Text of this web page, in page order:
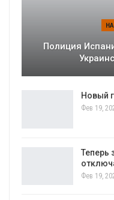
Полиция
Новый
Фев 19,
Теперь
Фев 19,